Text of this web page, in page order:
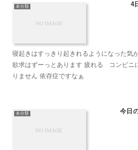
未分類 4
寝起きはすっきり起きれるようになった
欲求はずーっとあります 疲れる コンビニ
りません 依存症ですなぁ
未分類 今日